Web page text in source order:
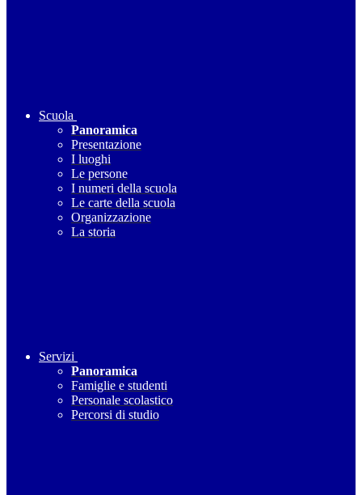
Scuola
Panoramica
Presentazione
I luoghi
Le persone
I numeri della scuola
Le carte della scuola
Organizzazione
La storia
Servizi
Panoramica
Famiglie e studenti
Personale scolastico
Percorsi di studio